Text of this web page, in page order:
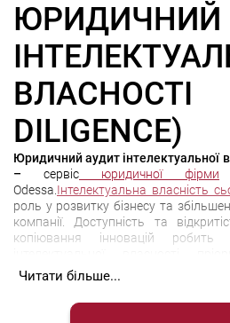
DILIGENCE)
Юридичний аудит інтелектуальної
– сервіс юридичної фірми
Odessa. Інтелектуальна власність
роль у розвитку бізнесу та
компанії. Доступність та
копіювання інновацій
конкурентної переваги бізнесу.
зареєструвати права, захистити свої
Читати більше...